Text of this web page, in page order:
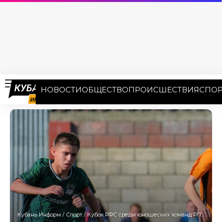
НОВОСТИОБЩЕСТВОПРОИСШЕСТВИЯ
Кубань Информ / Спорт /Кубок РФС среди юношеских команд РПЛ стартовал в Сочи